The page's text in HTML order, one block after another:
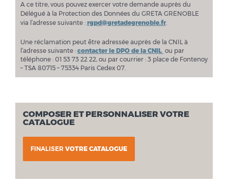
A ce titre, vous pouvez exercer votre demande auprès du
Délégué à la Protection des Données du GRETA GRENOBLE
via l’adresse suivante : rgpd@gretadegrenoble.fr.
Une réclamation peut être adressée auprès de la CNIL à
l’adresse suivante : contacter le DPO de la CNIL ou par
téléphone : 01 53 73 22 22, ou par courrier : 3 place de Fontenoy
– TSA 80715 – 75334 Paris Cedex 07.
COMPOSER ET PERSONNALISER VOTRE
CATALOGUE
FINALISER VOTRE CATALOGUE